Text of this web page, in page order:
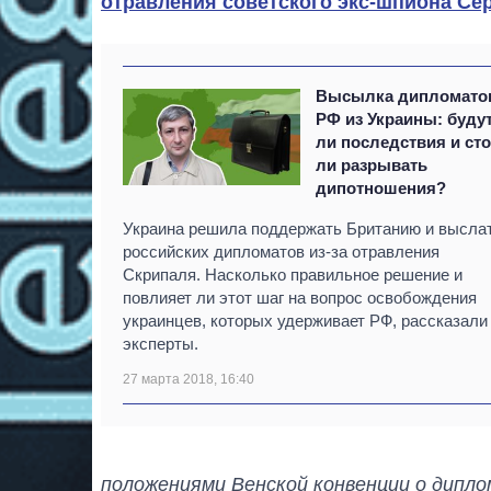
Высылка
РФ из Украины:
ли последствия и
ли разрывать
дипотношения?
Украина решила поддержать Британию и
российских дипломатов из-за отравления
Скрипаля. Насколько правильное решение и
повлияет ли этот шаг на вопрос освобождения
украинцев, которых удерживает РФ, рассказали
эксперты.
27 марта 2018, 16:40
положениями Венской конвенции о